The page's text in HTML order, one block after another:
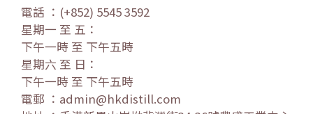
電話 ：(+852) 5545 3592
星期一 至 五：
下午一時 至 下午五時
星期六 至 日：
下午一時 至 下午五時
電郵 ：admin@hkdistill.com